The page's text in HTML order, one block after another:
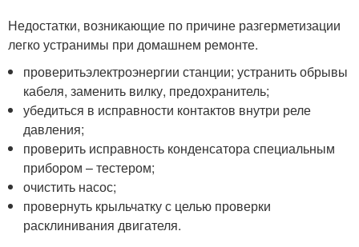
Недостатки, возникающие по причине разгерметизации
легко устранимы при домашнем ремонте.
проверитьэлектроэнергии станции; устранить обрывы
кабеля, заменить вилку, предохранитель;
убедиться в исправности контактов внутри реле
давления;
проверить исправность конденсатора специальным
прибором – тестером;
очистить насос;
провернуть крыльчатку с целью проверки
расклинивания двигателя.